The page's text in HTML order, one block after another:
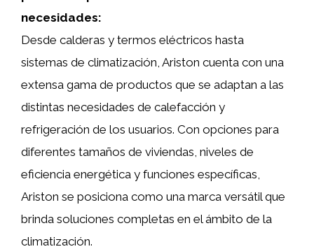
necesidades:
Desde calderas y termos eléctricos hasta
sistemas de climatización, Ariston cuenta con una
extensa gama de productos que se adaptan a las
distintas necesidades de calefacción y
refrigeración de los usuarios. Con opciones para
diferentes tamaños de viviendas, niveles de
eficiencia energética y funciones específicas,
Ariston se posiciona como una marca versátil que
brinda soluciones completas en el ámbito de la
climatización.